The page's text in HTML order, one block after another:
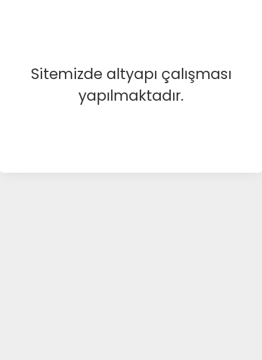
Sitemizde altyapı çalışması
yapılmaktadır.